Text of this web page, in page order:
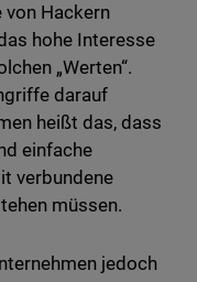
von Hackern
hohe Interesse
„Werten“.
darauf
heißt das, dass
einfache
verbundene
müssen.
jedoch